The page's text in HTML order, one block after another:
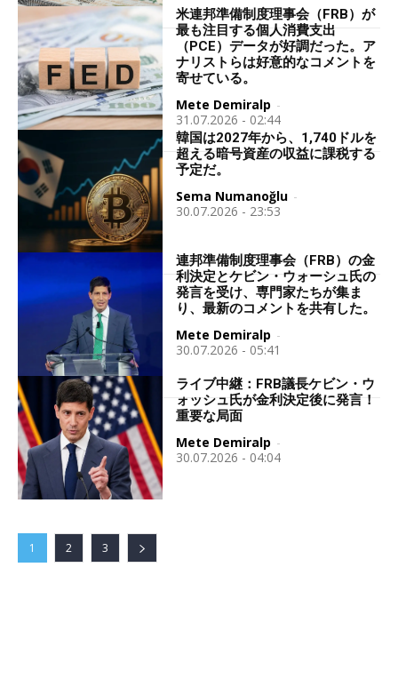
米連邦準備制度理事会（FRB）が
最も注目する個人消費支出
（PCE）データが好調だった。ア
ナリストらは好意的なコメントを
寄せている。
Mete Demiralp -
31.07.2026 - 02:44
韓国は2027年から、1,740ドルを
超える暗号資産の収益に課税する
予定だ。
Sema Numanoğlu -
30.07.2026 - 23:53
連邦準備制度理事会（FRB）の金
利決定とケビン・ウォーシュ氏の
発言を受け、専門家たちが集ま
り、最新のコメントを共有した。
Mete Demiralp -
30.07.2026 - 05:41
ライブ中継：FRB議長ケビン・ウ
ォッシュ氏が金利決定後に発言！
重要な局面
Mete Demiralp -
30.07.2026 - 04:04
1 2 3